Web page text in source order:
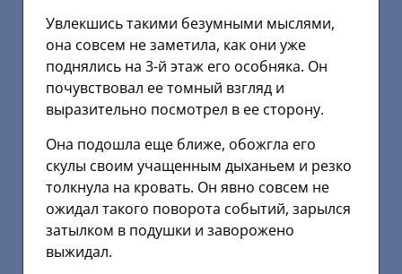
Увлекшись такими безумными мыслями,
она совсем не заметила, как они уже
поднялись на 3-й этаж его особняка. Он
почувствовал ее томный взгляд и
выразительно посмотрел в ее сторону.
Она подошла еще ближе, обожгла его
скулы своим учащенным дыханьем и резко
толкнула на кровать. Он явно совсем не
ожидал такого поворота событий, зарылся
затылком в подушки и заворожено
выжидал.